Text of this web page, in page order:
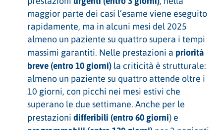
maggior parte dei casi l’esame viene eseguito
rapidamente, ma in alcuni mesi del 2025
almeno un paziente su quattro supera i tempi
massimi garantiti. Nelle prestazioni a priorità
breve (entro 10 giorni) la criticità è strutturale:
almeno un paziente su quattro attende oltre i
10 giorni, con picchi nei mesi estivi che
superano le due settimane. Anche per le
prestazioni differibili (entro 60 giorni) e